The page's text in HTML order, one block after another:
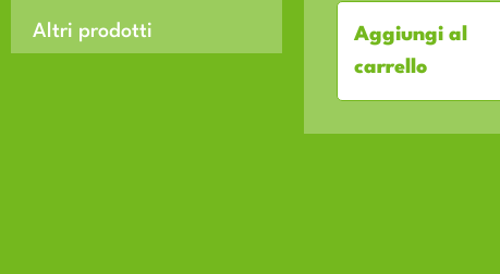
Altri prodotti
Aggiungi al
carrello